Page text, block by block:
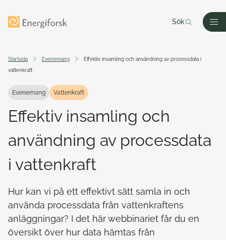
Sök
Startsida Evenemang
Effektiv insamling och användning av processdata i
vattenkraft
Evenemang Vattenkraft
Effektiv insamling och
användning av processdata
i vattenkraft
Hur kan vi på ett effektivt sätt samla in och
använda processdata från vattenkraftens
anläggningar? I det här webbinariet får du en
översikt över hur data hämtas från